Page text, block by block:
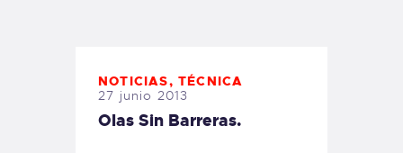
NOTICIAS,TÉCNICA
27 junio 2013
Olas Sin Barreras.